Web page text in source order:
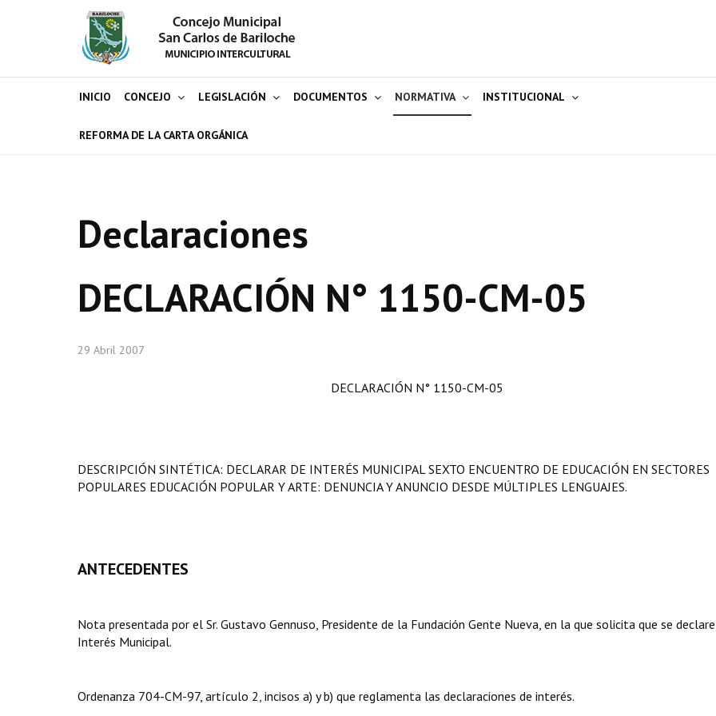
INICIO CONCEJO LEGISLACIÓN DOCUMENTOS NORMATIVA INSTITUCIONAL
REFORMA DE LA CARTA ORGÁNICA
Declaraciones
DECLARACIÓN N° 1150-CM-05
29 Abril 2007
DECLARACIÓN N° 1150-CM-05
DESCRIPCIÓN SINTÉTICA: DECLARAR DE INTERÉS MUNICIPAL SEXTO ENCUENTRO DE EDUCACIÓN EN SECTORES
POPULARES EDUCACIÓN POPULAR Y ARTE: DENUNCIA Y ANUNCIO DESDE MÚLTIPLES LENGUAJES.
ANTECEDENTES
Nota presentada por el Sr. Gustavo Gennuso, Presidente de la Fundación Gente Nueva, en la que solicita que se
Interés Municipal.
Ordenanza 704-CM-97, artículo 2, incisos a) y b) que reglamenta las declaraciones de interés.